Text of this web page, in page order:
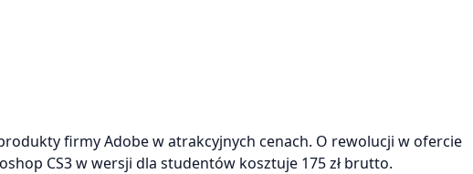
firmy Adobe w atrakcyjnych cenach. O rewolucji w ofercie
CS3 w wersji dla studentów kosztuje 175 zł brutto.